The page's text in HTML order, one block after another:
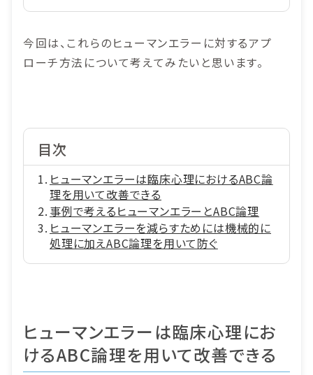
今回は、これらのヒューマンエラーに対するアプ
ローチ方法について考えてみたいと思います。
目次
ヒューマンエラーは臨床心理におけるABC論
理を用いて改善できる
事例で考えるヒューマンエラーとABC論理
ヒューマンエラーを減らすためには機械的に
処理に加えABC論理を用いて防ぐ
ヒューマンエラーは臨床心理にお
けるABC論理を用いて改善できる